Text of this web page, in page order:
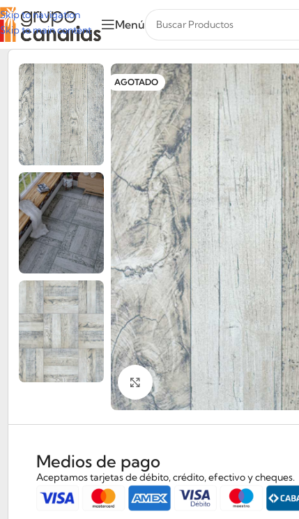
Skip to navigation
Skip to main content
Menú
AGOTADO
Clickee para agrandar
Medios de pago
Aceptamos tarjetas de débito, crédito, efectivo y cheques.